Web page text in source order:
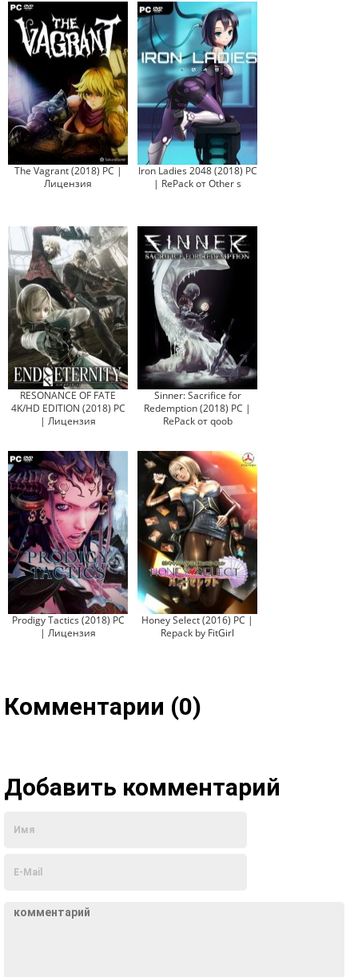
The Vagrant (2018) PC |
Лицензия
Iron Ladies 2048 (2018) PC
| RePack от Other s
RESONANCE OF FATE
4K/HD EDITION (2018) PC
| Лицензия
Sinner: Sacrifice for
Redemption (2018) PC |
RePack от qoob
Prodigy Tactics (2018) PC
| Лицензия
Honey Select (2016) PC |
Repack by FitGirl
Комментарии (0)
Добавить комментарий